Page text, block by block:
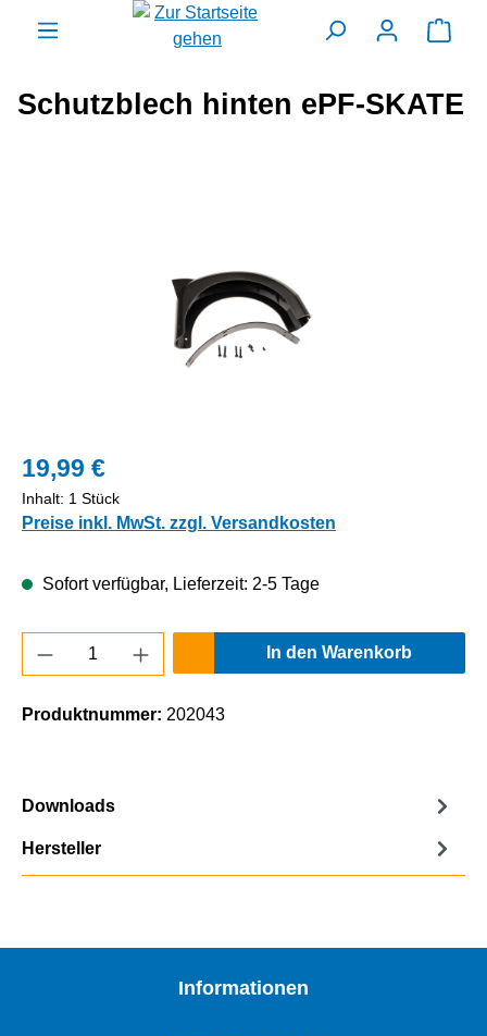
springen
Schutzblech hinten ePF-SKATE
19,99 €
Inhalt: 1 Stück
Preise inkl. MwSt. zzgl. Versandkosten
Sofort verfügbar, Lieferzeit: 2-5 Tage
Produkt Anzahl: Gib den gewünschten
In den Warenkorb
Produktnummer: 202043
Downloads
Hersteller
Informationen